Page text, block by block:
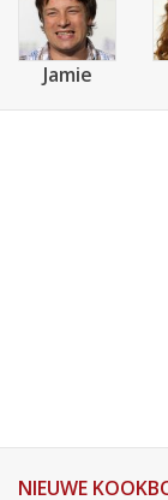
Jamie
NIEUWE